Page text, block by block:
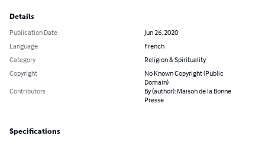
Details
Publication Date
Jun 26, 2020
Language
French
Category
Religion & Spirituality
Copyright
No Known Copyright (Public
Domain)
Contributors
By (author): Maison de la Bonne
Presse
Specifications